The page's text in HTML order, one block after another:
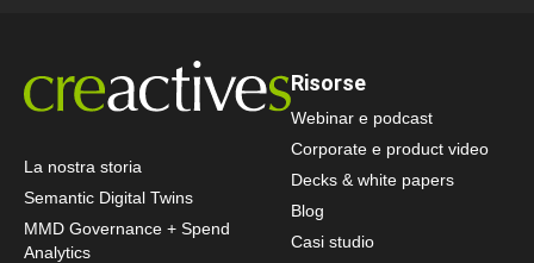
La nostra storia
Semantic Digital Twins
MMD Governance + Spend
Analytics
Risorse
Webinar e podcast
Corporate e product video
Decks & white papers
Blog
Casi studio